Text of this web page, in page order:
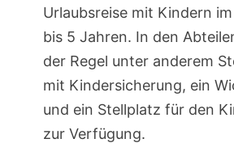
Urlaubsreise mit Kindern
bis 5 Jahren. In den
der Regel unter anderem
mit Kindersicherung, ein
und ein Stellplatz für den
zur Verfügung.